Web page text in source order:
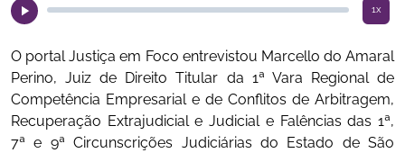
1x
O portal Justiça em Foco entrevistou Marcello do Amaral
Perino, Juiz de Direito Titular da 1ª Vara Regional de
Competência Empresarial e de Conflitos de Arbitragem,
Recuperação Extrajudicial e Judicial e Falências das 1ª,
7ª e 9ª Circunscrições Judiciárias do Estado de São